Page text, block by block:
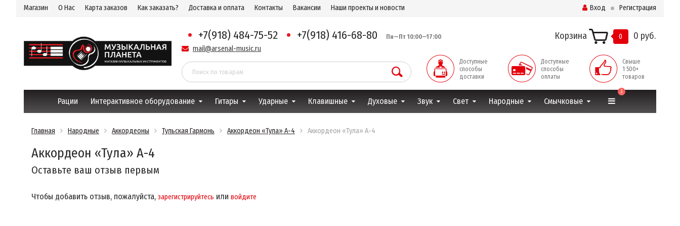
Магазин О Нас Карта заказов Как заказать? Доставка и оплата Контакты Вакансии Наши проекты и новости Вход Регистрация
+7(918) 484-75-52 +7(918) 416-68-80 Пн—Пт 10:00—17:00
mail@arsenal-music.ru
Корзина 0 0 руб.
Доступные
способы
доставки
Доступные
способы
оплаты
Свыше
1 500+
товаров
Рации Интерактивное оборудование Гитары Ударные Клавишные Духовые Звук Свет Народные Смычковые
3
Главная Народные Аккордеоны Тульская Гармонь Аккордеон «Тула» А-4 Аккордеон «Тула» А-4
Аккордеон «Тула» А-4
Оставьте ваш отзыв первым
Чтобы добавить отзыв, пожалуйста, зарегистрируйтесь или войдите